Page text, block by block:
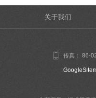
关于我们
传真： 86-